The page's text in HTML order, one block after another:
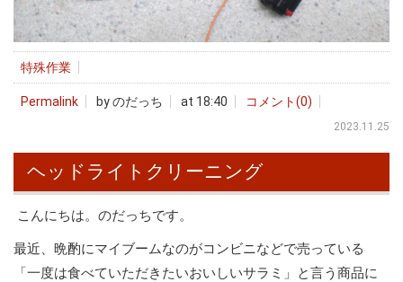
特殊作業
Permalink by のだっち at 18:40 コメント(0)
2023.11.25
ヘッドライトクリーニング
こんにちは。のだっちです。
最近、晩酌にマイブームなのがコンビニなどで売っている
「一度は食べていただきたいおいしいサラミ」と言う商品に